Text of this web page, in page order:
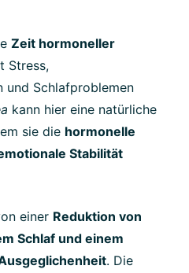
Zeit hormoneller
Stress,
und Schlafproblemen
kann hier eine natürliche
sie die hormonelle
Stabilität
einer Reduktion von
Schlaf und einem
. Die